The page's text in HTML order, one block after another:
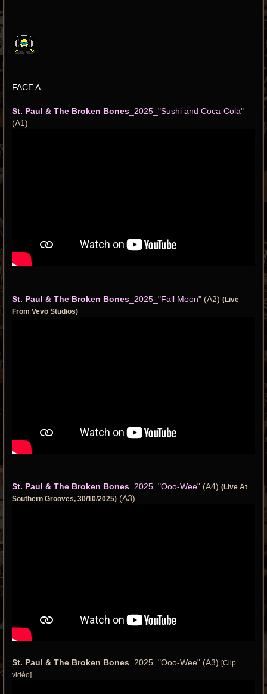
FACE A
St. Paul & The Broken Bones _2025_"Sushi and Coca-Cola"
(A1)
St. Paul & The Broken Bones _2025_"Fall Moon" (A2) (Live
From Vevo Studios)
St. Paul & The Broken Bones _2025_"Ooo-Wee" (A4) (Live At
Southern Grooves, 30/10/2025) (A3)
St. Paul & The Broken Bones _2025_"Ooo-Wee" (A3) [Clip
vidéo]